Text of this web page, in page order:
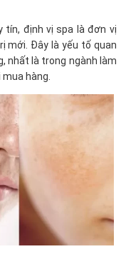
tín, định vị spa là đơn vị
mới. Đây là yếu tố quan
nhất là trong ngành làm
mua hàng.